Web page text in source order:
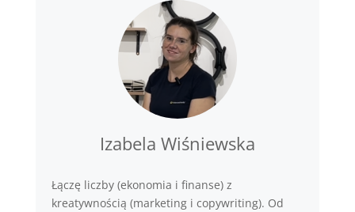
Izabela Wiśniewska
Łączę liczby (ekonomia i finanse) z
kreatywnością (marketing i copywriting). Od